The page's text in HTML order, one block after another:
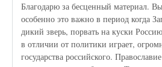
Благодарю за бесценный материал. Вы
особенно это важно в период когда
дикий зверь, порвать на куски
в отличии от политики играет,
государства российского.